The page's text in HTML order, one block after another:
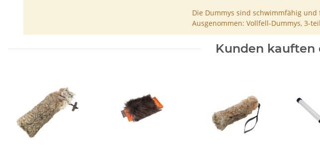
Die Dummys sind schwimmfähig
Ausgenommen: Vollfell-Dummys, 3-
Kunden kauften